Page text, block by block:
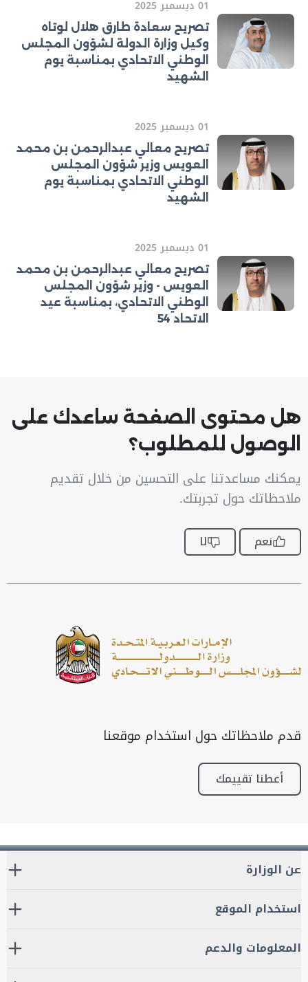
01 ديسمبر 2025
تصريح سعادة طارق هلال لوتاه
وكيل وزارة الدولة لشؤون المجلس
الوطني الاتحادي بمناسبة يوم
الشهيد
01 ديسمبر 2025
تصريح معالي عبدالرحمن بن محمد
العويس وزير شؤون المجلس
الوطني الاتحادي بمناسبة يوم
الشهيد
01 ديسمبر 2025
تصريح معالي عبدالرحمن بن محمد
العويس - وزير شؤون المجلس
الوطني الاتحادي، بمناسبة عيد
الاتحاد 54
هل محتوى الصفحة ساعدك على
الوصول للمطلوب؟
يمكنك مساعدتنا على التحسين من خلال تقديم
ملاحظاتك حول تجربتك.
نعم لا
قدم ملاحظاتك حول استخدام موقعنا
أعطنا تقييمك
عن الوزارة
استخدام الموقع
المعلومات والدعم